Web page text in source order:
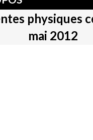
physiques
mai 2012